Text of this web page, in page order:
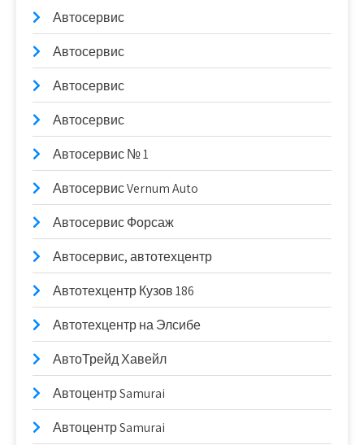
Автосервис
Автосервис
Автосервис
Автосервис
Автосервис № 1
Автосервис Vernum Auto
Автосервис Форсаж
Автосервис, автотехцентр
Автотехцентр Кузов 186
Автотехцентр на Элсибе
АвтоТрейд Хавейл
Автоцентр Samurai
Автоцентр Samurai